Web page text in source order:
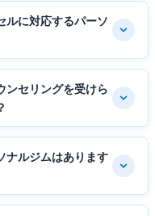
ルに対応するパーソ
ンセリングを受けら
ナルジムはあります